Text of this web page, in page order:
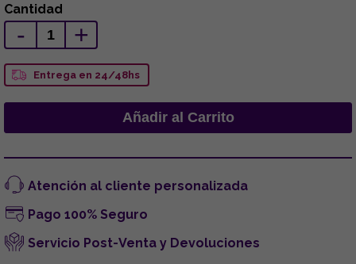
Cantidad
- +
Entrega en 24/48hs
Atención al cliente personalizada
Pago 100% Seguro
Servicio Post-Venta y Devoluciones